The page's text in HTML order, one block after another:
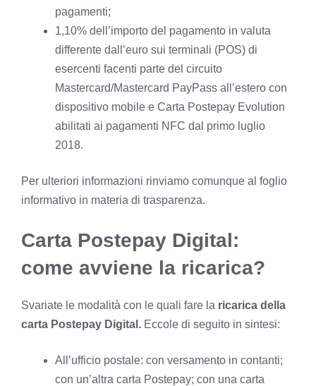
pagamenti;
1,10% dell’importo del pagamento in valuta
differente dall’euro sui terminali (POS) di
esercenti facenti parte del circuito
Mastercard/Mastercard PayPass all’estero con
dispositivo mobile e Carta Postepay Evolution
abilitati ai pagamenti NFC dal primo luglio
2018.
Per ulteriori informazioni rinviamo comunque al foglio
informativo in materia di trasparenza.
Carta Postepay Digital:
come avviene la ricarica?
Svariate le modalità con le quali fare la ricarica della
carta Postepay Digital. Eccole di seguito in sintesi:
All’ufficio postale: con versamento in contanti;
con un’altra carta Postepay; con una carta